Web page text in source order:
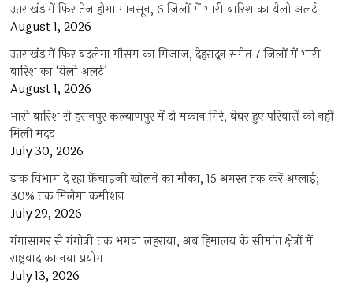
उत्तराखंड में फिर तेज होगा मानसून, 6 जिलों में भारी बारिश का येलो अलर्ट
August 1, 2026
उत्तराखंड में फिर बदलेगा मौसम का मिजाज, देहरादून समेत 7 जिलों में भारी
बारिश का ‘येलो अलर्ट’
August 1, 2026
भारी बारिश से हसनपुर कल्याणपुर में दो मकान गिरे, बेघर हुए परिवारों को नहीं
मिली मदद
July 30, 2026
डाक विभाग दे रहा फ्रेंचाइजी खोलने का मौका, 15 अगस्त तक करें अप्लाई;
30% तक मिलेगा कमीशन
July 29, 2026
गंगासागर से गंगोत्री तक भगवा लहराया, अब हिमालय के सीमांत क्षेत्रों में
राष्ट्रवाद का नया प्रयोग
July 13, 2026